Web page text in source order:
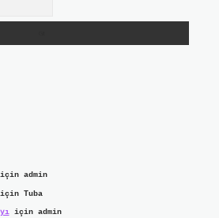
admin
Tuba
için admin